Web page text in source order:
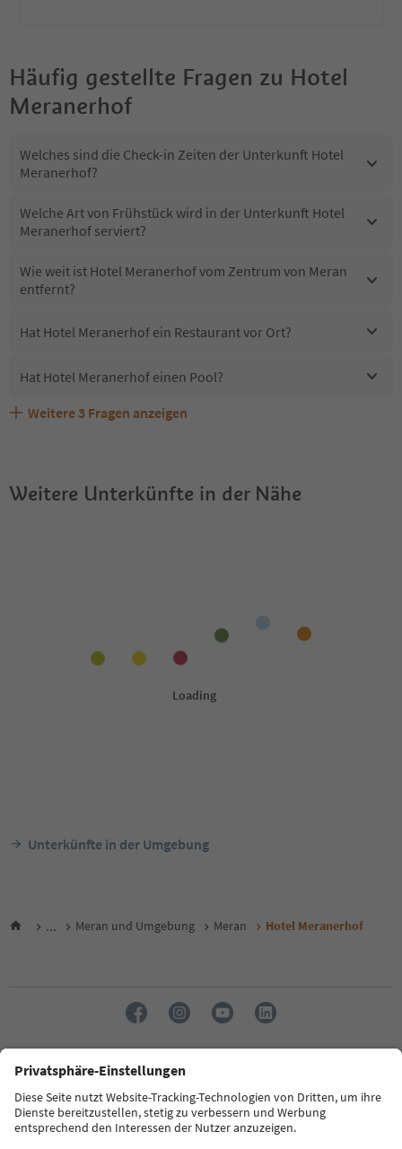
Häufig gestellte Fragen zu Hotel
Meranerhof
Welches sind die Check-in Zeiten der Unterkunft Hotel
Meranerhof?
Welche Art von Frühstück wird in der Unterkunft Hotel
Meranerhof serviert?
Wie weit ist Hotel Meranerhof vom Zentrum von Meran
entfernt?
Hat Hotel Meranerhof ein Restaurant vor Ort?
Hat Hotel Meranerhof einen Pool?
Sind Haustiere in der Unterkunft Hotel Meranerhof
Welche Services bietet Hotel Meranerhof?
Erhalten die Gäste von Hotel Meranerhof einen Südtirol
Weitere 3 Fragen anzeigen
Weitere Unterkünfte in der Nähe
Unterkünfte in der Umgebung
... Meran und Umgebung Meran Hotel Meranerhof
Sprache: Deutsch
FAQ Kontakt Presse MICE Datenschutzerklärung